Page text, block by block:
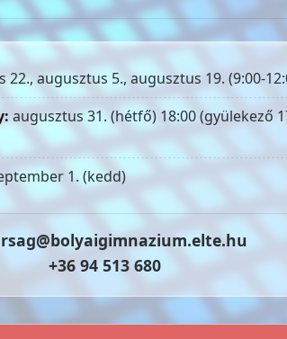
22., augusztus 5., augusztus 19. (9:00-
augusztus 31. (hétfő) 18:00 (gyülekező
1. (kedd)
+36 94 513 680